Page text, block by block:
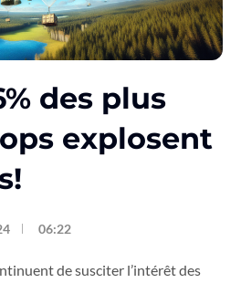
des plus
explosent
06:22
de susciter l’intérêt des